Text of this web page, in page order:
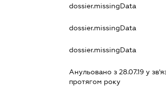
dossier.missingData
dossier.missingData
dossier.missingData
Анульовано з 28.07.19 у
протягом року